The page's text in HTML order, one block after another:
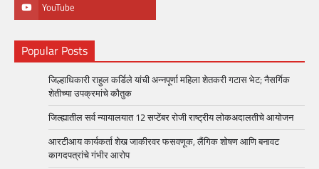
YouTube
Popular Posts
जिल्हाधिकारी राहुल कर्डिले यांची अन्नपूर्णा महिला शेतकरी गटास भेट; नैसर्गिक
शेतीच्या उपक्रमांचे कौतुक
जिल्ह्यातील सर्व न्यायालयात 12 सप्टेंबर रोजी राष्ट्रीय लोकअदालतीचे आयोजन
आरटीआय कार्यकर्ता शेख जाकीरवर फसवणूक, लैंगिक शोषण आणि बनावट
कागदपत्रांचे गंभीर आरोप